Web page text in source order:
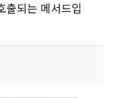
되는 메서드입